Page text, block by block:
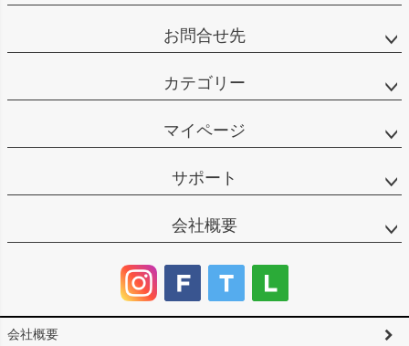
お問合せ先
カテゴリー
マイページ
サポート
会社概要
会社概要